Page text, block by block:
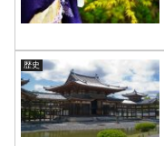
歴史